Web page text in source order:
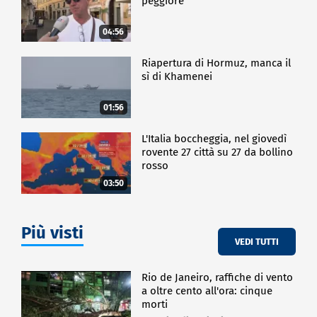
04:56
01:56
Riapertura di Hormuz, manca il
sì di Khamenei
03:50
L'Italia boccheggia, nel giovedì
rovente 27 città su 27 da bollino
rosso
Più visti VEDI TUTTI
Rio de Janeiro, raffiche di vento
a oltre cento all'ora: cinque
morti